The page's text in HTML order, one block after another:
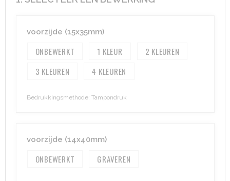
Promotietassen
Goodiebags
Golftassen
Reistassensets
Valbeveiliging
Gehoorbescherming
voorzijde (15x35mm)
ONBEWERKT 1
2
3
4
Bedrukkingsmethode: Tampondruk
voorzijde (14x40mm)
ONBEWERKT GRAVEREN